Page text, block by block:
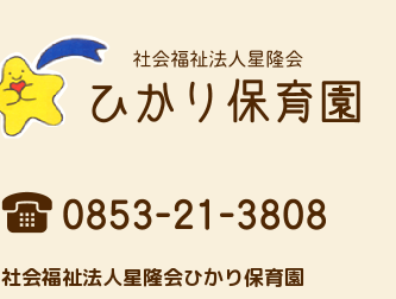
社会福祉法人星隆会ひかり保育園